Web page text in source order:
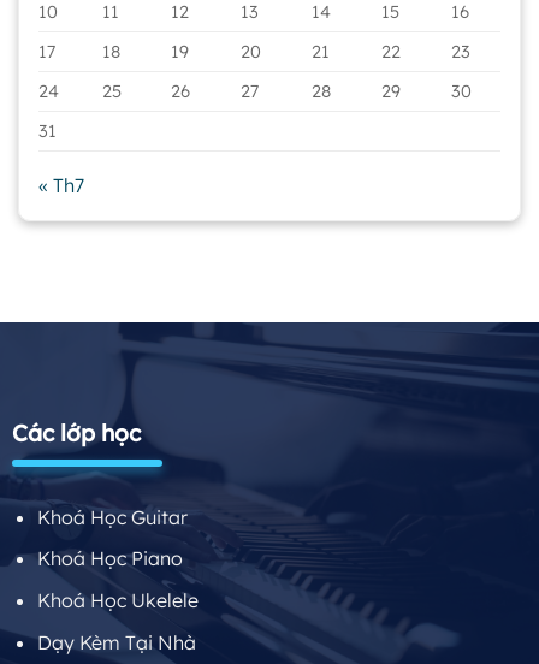
10
11 12 13 14 15
16
17
18 19 20 21 22
23
24
25 26 27 28 29
30
31
« Th7
Các lớp học
Khoá Học Guitar
Khoá Học Piano
Khoá Học Ukelele
Dạy Kèm Tại Nhà